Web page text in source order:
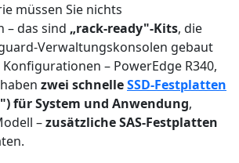
müssen Sie nichts
– das sind „rack-ready"-Kits, die
Verwaltungskonsolen gebaut
– PowerEdge R340,
zwei schnelleSSD-Festplatten
für System und Anwendung,
–zusätzliche SAS-Festplatten